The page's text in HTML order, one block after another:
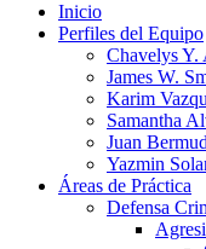
Inicio
Perfiles del Equipo
Chavelys Y.
James W.
Karim
Samantha
Juan
Yazmin
Áreas de Práctica
Defensa